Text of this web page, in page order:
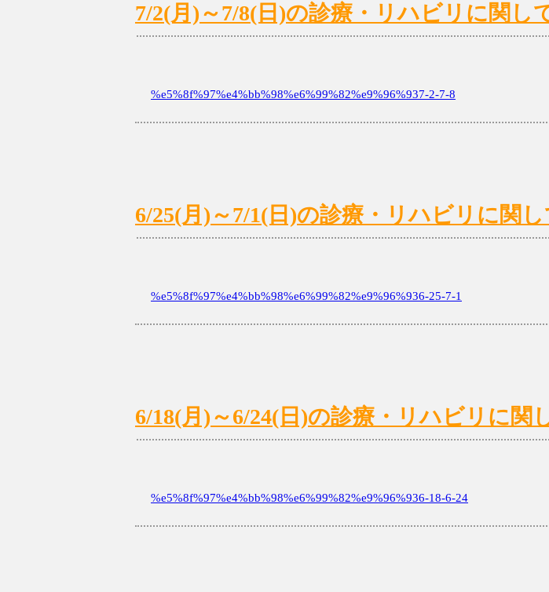
7/2(月)～7/8(日)の診療・リハビリに関し
%e5%8f%97%e4%bb%98%e6%99%82%e9%96%937-2-7-8
6/25(月)～7/1(日)の診療・リハビリに関し
%e5%8f%97%e4%bb%98%e6%99%82%e9%96%936-25-7-1
6/18(月)～6/24(日)の診療・リハビリに関
%e5%8f%97%e4%bb%98%e6%99%82%e9%96%936-18-6-24